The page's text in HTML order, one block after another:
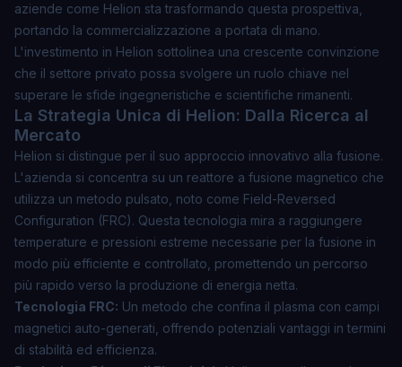
aziende come Helion sta trasformando questa prospettiva,
portando la commercializzazione a portata di mano.
L'investimento in Helion sottolinea una crescente convinzione
che il settore privato possa svolgere un ruolo chiave nel
superare le sfide ingegneristiche e scientifiche rimanenti.
La Strategia Unica di Helion: Dalla Ricerca al
Mercato
Helion si distingue per il suo approccio innovativo alla fusione.
L'azienda si concentra su un reattore a fusione magnetico che
utilizza un metodo pulsato, noto come Field-Reversed
Configuration (FRC). Questa tecnologia mira a raggiungere
temperature e pressioni estreme necessarie per la fusione in
modo più efficiente e controllato, promettendo un percorso
più rapido verso la produzione di energia netta.
Tecnologia FRC: Un metodo che confina il plasma con campi
magnetici auto-generati, offrendo potenziali vantaggi in termini
di stabilità ed efficienza.